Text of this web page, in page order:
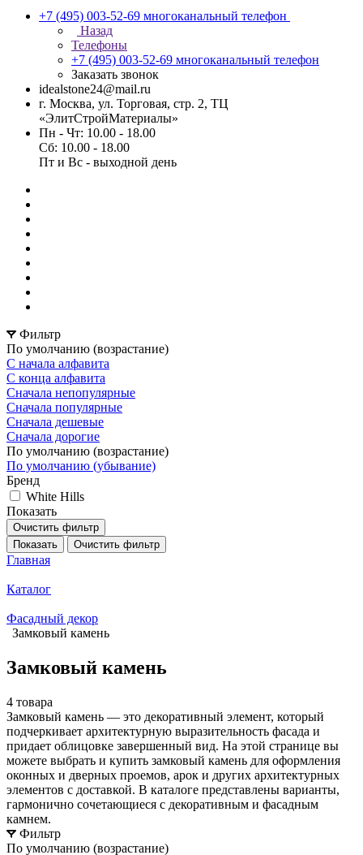
+7 (495) 003-52-69 многоканальный телефон
Назад
Телефоны
+7 (495) 003-52-69 многоканальный телефон
Заказать звонок
idealstone24@mail.ru
г. Москва, ул. Торговая, стр. 2, ТЦ
«ЭлитСтройМатериалы»
Пн - Чт: 10.00 - 18.00
Сб: 10.00 - 18.00
Пт и Вс - выходной день
Фильтр
По умолчанию (возрастание)
С начала алфавита
С конца алфавита
Сначала непопулярные
Сначала популярные
Сначала дешевые
Сначала дорогие
По умолчанию (возрастание)
По умолчанию (убывание)
Бренд
White Hills
Показать
Очистить фильтр
Показать
Очистить фильтр
Главная
Каталог
Фасадный декор
Замковый камень
Замковый камень
4 товара
Замковый камень — это декоративный элемент, который
подчеркивает архитектурную выразительность фасада и
придает облицовке завершенный вид. На этой странице вы
можете выбрать и купить замковый камень для оформления
оконных и дверных проемов, арок и других архитектурных
элементов с доставкой. В каталоге представлены варианты,
гармонично сочетающиеся с декоративным и фасадным
камнем.
Фильтр
По умолчанию (возрастание)